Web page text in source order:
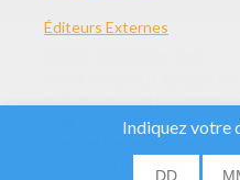
notre trafic et donner à
nos utilisateurs la
meilleure expérience
utilisateur. Nous